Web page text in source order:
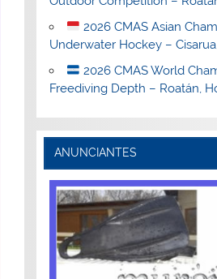
2026 CMAS Asian
Underwater Hockey –
2026 CMAS World
Freediving Depth – Roatán,
ANUNCIANTES